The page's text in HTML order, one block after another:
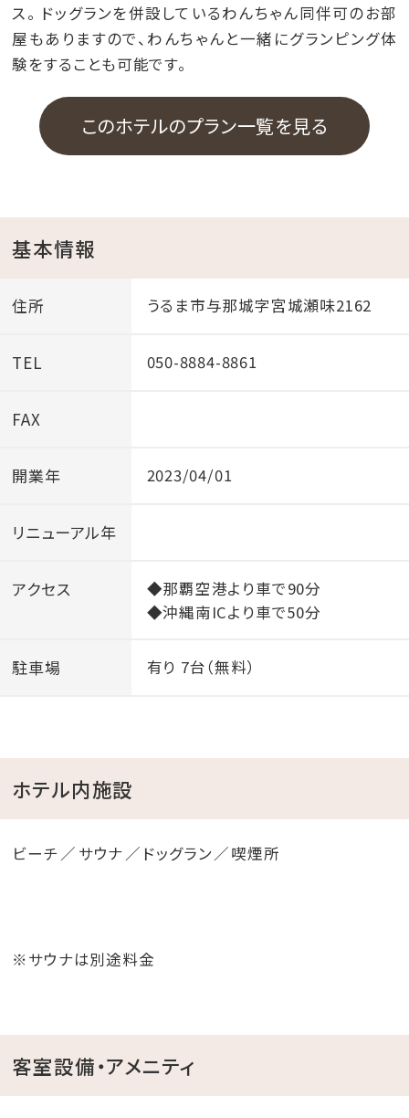
ス。 ドッグランを併設しているわんちゃん同伴可のお部
屋もありますので、わんちゃんと一緒にグランピング体
験をすることも可能です。
このホテルのプラン一覧を見る
基本情報
住所 うるま市与那城字宮城瀬味2162
TEL 050-8884-8861
FAX
開業年 2023/04/01
リニューアル年
アクセス
◆那覇空港より車で90分
◆沖縄南ICより車で50分
駐車場 有り 7台（無料）
ホテル内施設
ビーチ サウナ ドッグラン 喫煙所
※サウナは別途料金
客室設備・アメニティ